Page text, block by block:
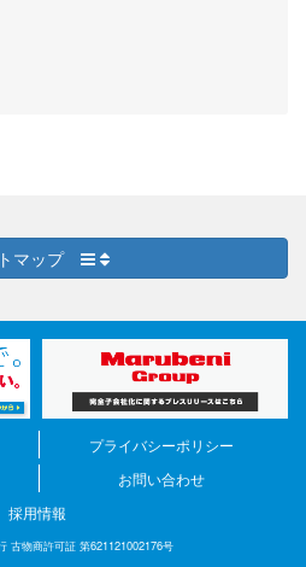
マップ
プライバシーポリシー
お問い合わせ
採用情報
古物商許可証 第621121002176号